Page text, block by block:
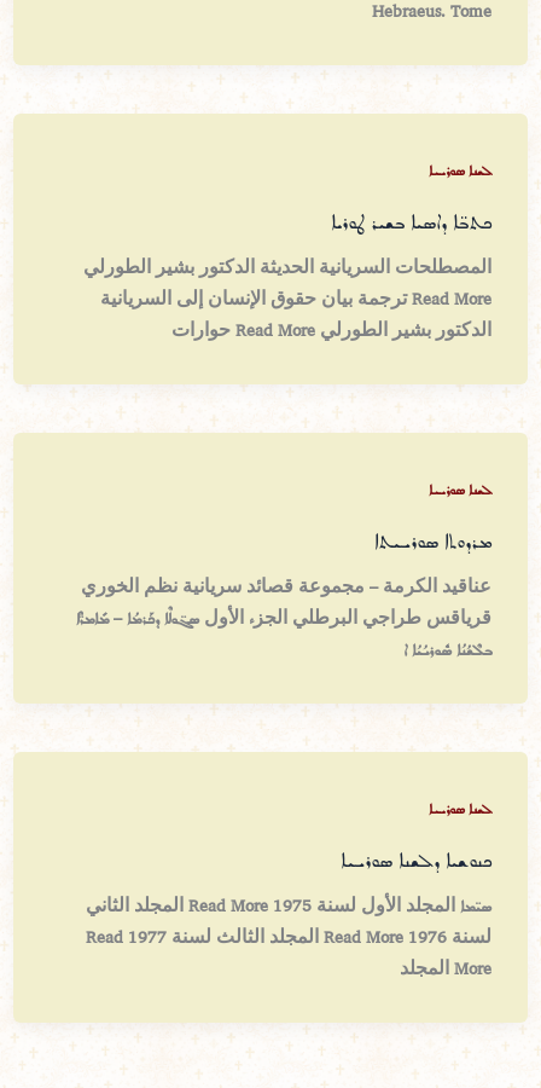
Hebraeus. Tome
ܠܫܢܐ ܣܘܪܝܝܐ
ܟܬܒ̈ܐ ܕܐܣܝܐ ܒܫܝܪ ܛܘܪܝܐ
المصطلحات السريانية الحديثة الدكتور بشير الطورلي
Read More ترجمة بيان حقوق الإنسان إلى السريانية
الدكتور بشير الطورلي Read More حوارات
ܠܫܢܐ ܣܘܪܝܝܐ
ܡܪܕܘܬܐ ܣܘܪܝܝܬܐ
عناقيد الكرمة – مجموعة قصائد سريانية نظم الخوري
قرياقس طراجي البرطلي الجزء الأول ܣܓ̈ܘܠܶܐ ܕܟܰܪܡܳܐ – ܡܺܐܡܖ̈ܶܐ
ܒܠܶܫܳܢܳܐ ܣܽܘܪܝܳܝܳܐ ܐ
ܠܫܢܐ ܣܘܪܝܝܐ
ܟܢܘܫܝܐ ܕܠܫܢܐ ܣܘܪܝܝܐ
ܣܝ̈ܡܐ المجلد الأول لسنة 1975 Read More المجلد الثاني
لسنة 1976 Read More المجلد الثالث لسنة 1977 Read
More المجلد